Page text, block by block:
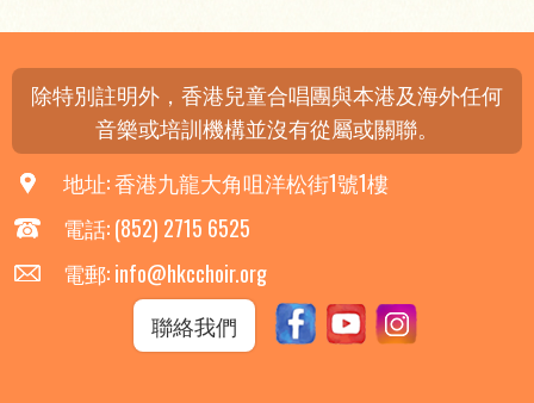
除特別註明外，香港兒童合唱團與本港及海外任何
音樂或培訓機構並沒有從屬或關聯。
地址: 香港九龍大角咀洋松街1號1樓
電話: (852) 2715 6525
電郵: info@hkcchoir.org
聯絡我們